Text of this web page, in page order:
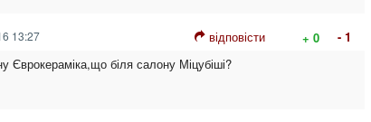
13:27 відповісти + 0
- 1
Єврокераміка,що біля салону Міцубіші?